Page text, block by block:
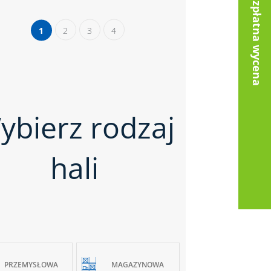
1 2 3 4
rodzaj
hali
PRZEMYSŁOWA MAGAZYNOWA
Bezpłatna wycena